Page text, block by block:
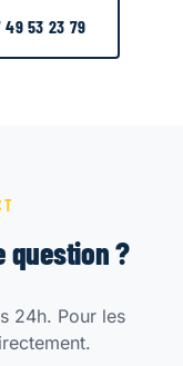
49 53 23 79
question ?
24h. Pour les